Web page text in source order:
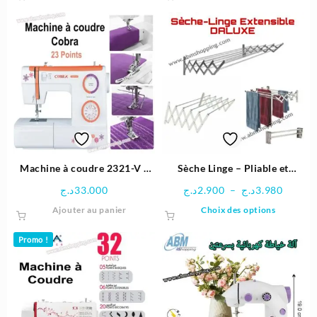
26.500د.ج.
Machine à coudre 2321-V |
33.000د.ج
Ajouter au panier
Sèche Linge – Pliable et
DALUXE
2.900د.ج – 3.980د.ج
Plage
à
Choix des options
options
Promo !